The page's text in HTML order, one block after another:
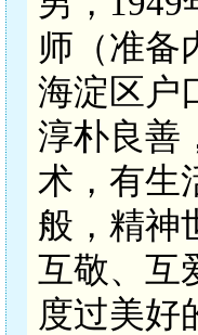
师（准备
海淀区户
淳朴良善
术，有生
般，精神
互敬、互
度过美好